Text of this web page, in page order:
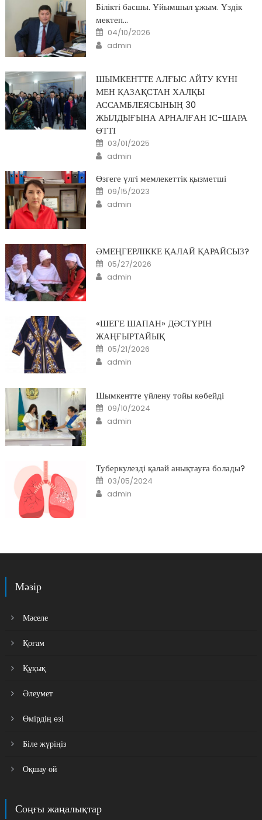
Білікті басшы. Ұйымшыл ұжым. Үздік
мектеп…
Posted
on
04/10/2026
Author
admin
ШЫМКЕНТТЕ АЛҒЫС АЙТУ КҮНІ
МЕН ҚАЗАҚСТАН ХАЛҚЫ
АССАМБЛЕЯСЫНЫҢ 30
ЖЫЛДЫҒЫНА АРНАЛҒАН ІС-ШАРА
ӨТТІ
Posted
on
03/01/2025
Author
admin
Өзгеге үлгі мемлекеттік қызметші
Posted
on
09/15/2023
Author
admin
ӘМЕҢГЕРЛІККЕ ҚАЛАЙ ҚАРАЙСЫЗ?
Posted
on
05/27/2026
Author
admin
«ШЕГЕ ШАПАН» ДӘСТҮРІН
ЖАҢҒЫРТАЙЫҚ
Posted
on
05/21/2026
Author
admin
Шымкентте үйлену тойы көбейді
Posted
on
09/10/2024
Author
admin
Туберкулезді қалай анықтауға болады?
Posted
on
03/05/2024
Author
admin
Мәзір
Мәселе
Қоғам
Құқық
Әлеумет
Өмірдің өзі
Біле жүріңіз
Оқшау ой
Соңғы жаңалықтар